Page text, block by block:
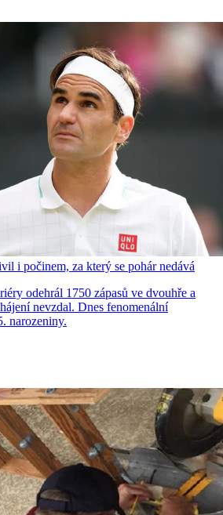
i počinem, za který se pohár nedává
odehrál 1750 zápasů ve dvouhře a
nevzdal. Dnes fenomenální
narozeniny.